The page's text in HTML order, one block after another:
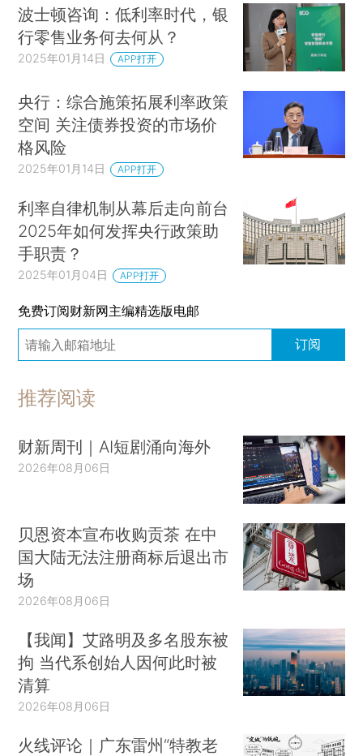
波士顿咨询：低利率时代，银
行零售业务何去何从？
2025年01月14日 APP打开
央行：综合施策拓展利率政策
空间 关注债券投资的市场价
格风险
2025年01月14日 APP打开
利率自律机制从幕后走向前台
2025年如何发挥央行政策助
手职责？
2025年01月04日 APP打开
免费订阅财新网主编精选版电邮
订阅
推荐阅读
财新周刊｜AI短剧涌向海外
2026年08月06日
贝恩资本宣布收购贡茶 在中
国大陆无法注册商标后退出市
场
2026年08月06日
【我闻】艾路明及多名股东被
拘 当代系创始人因何此时被
清算
2026年08月06日
火线评论｜广东雷州“特教老